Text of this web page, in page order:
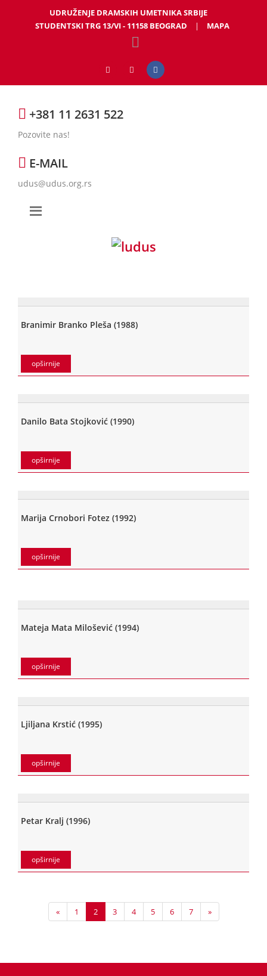
UDRUŽENJE DRAMSKIH UMETNIKA SRBIJE
STUDENTSKI TRG 13/VI - 11158 BEOGRAD
| MAPA
+381 11 2631 522
Pozovite nas!
E-MAIL
udus@udus.org.rs
Branimir Branko Pleša (1988)
opširnije
Danilo Bata Stojković (1990)
opširnije
Marija Crnobori Fotez (1992)
opširnije
Mateja Mata Milošević (1994)
opširnije
Ljiljana Krstić (1995)
opširnije
Petar Kralj (1996)
opširnije
« 1 2 3 4 5 6 7 »